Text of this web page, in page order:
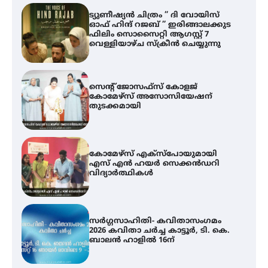
സെന്റ് ജോസഫ്സ് കോളജ്
കോമേഴ്‌സ് അസോസിയേഷന്
തുടക്കമായി
കോമേഴ്സ് എക്സ്പോയുമായി
എസ് എൻ ഹയർ സെക്കൻഡറി
വിദ്യാർത്ഥികൾ
സർഗ്ഗസാഹിതി- കവിതാസംഗമം
2026 കവിതാ ചർച്ച കാട്ടൂർ, ടി. കെ.
ബാലൻ ഹാളിൽ 16ന്
ശക്തമായ മഴ തുടരുന്നു – തൃശൂർ
ജില്ലയിൽ എല്ലാ വിദ്യാഭ്യാസ
സ്ഥാപനങ്ങൾക്കും ശനിയാഴ്ച
അവധി